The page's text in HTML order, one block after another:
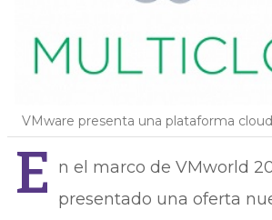
VMware presenta una plataforma
E n el marco de VMworld
presentado una oferta